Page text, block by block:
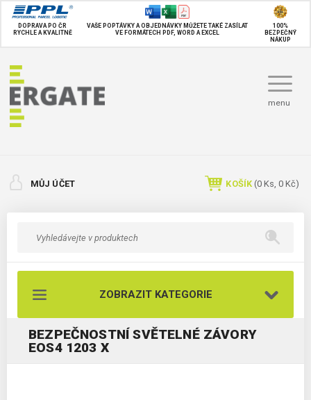
DOPRAVA PO ČR
RYCHLE A KVALITNĚ
VAŠE POPTÁVKY A OBJEDNÁVKY MŮŽETE TAKÉ ZASÍLAT
VE FORMÁTECH PDF, WORD A EXCEL
100%
BEZPEČNÝ
NÁKUP
menu
MŮJ ÚČET KOŠÍK (0 Ks, 0 Kč)
ZOBRAZIT KATEGORIE
BEZPEČNOSTNÍ SVĚTELNÉ ZÁVORY
EOS4 1203 X